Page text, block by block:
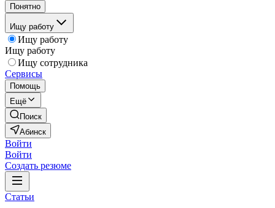
Понятно
Ищу работу
Ищу работу
Ищу работу
Ищу сотрудника
Сервисы
Помощь
Ещё
Поиск
Абинск
Войти
Войти
Создать резюме
Статьи